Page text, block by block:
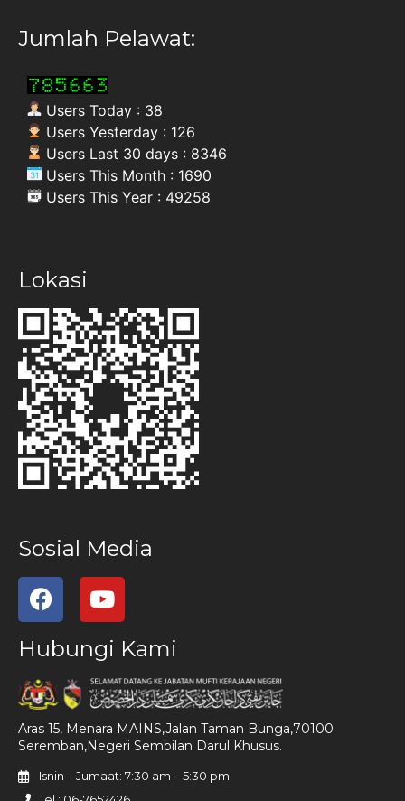
Jumlah Pelawat:
Users Today : 38
Users Yesterday : 126
Users Last 30 days : 8346
Users This Month : 1690
Users This Year : 49258
Lokasi
Sosial Media
Hubungi Kami
Aras 15, Menara MAINS,Jalan Taman Bunga,70100
Seremban,Negeri Sembilan Darul Khusus.
Isnin – Jumaat: 7:30 am – 5:30 pm